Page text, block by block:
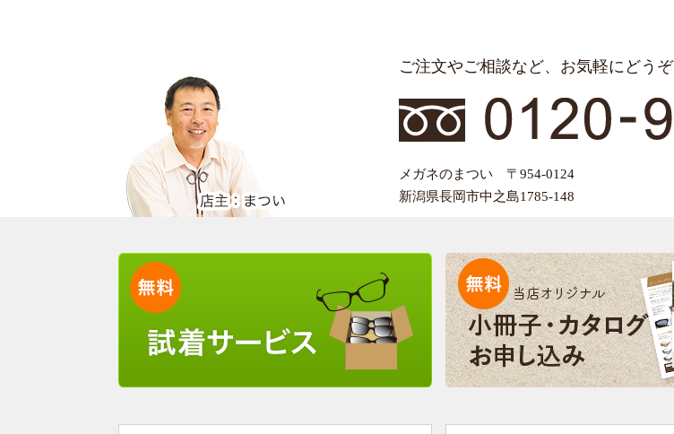
ご注文やご相談など、お気軽にどうぞ
メガネのまつい 〒954-0124
新潟県長岡市中之島1785-148